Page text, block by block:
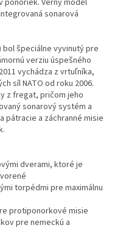
sonarová
bol špeciálne vyvinutý pre
verziu úspešného
vychádza z vrtuľníka,
síl NATO od roku 2006.
z fregat, pričom jeho
sonarový systém a
pátracie a záchranné misie
dverami, ktoré je
torpédmi pre maximálnu
protiponorkové misie
pre nemeckú a